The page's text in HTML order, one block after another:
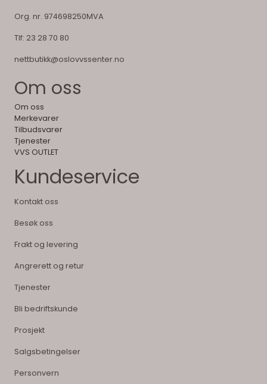
Org. nr. 974698250MVA
Tlf: 23 28 70 80
nettbutikk@oslovvssenter.no
Om oss
Om oss
Merkevarer
Tilbudsvarer
Tjenester
VVS OUTLET
Kundeservice
Kontakt oss
Besøk oss
Frakt og levering
Angrerett og retur
Tjenester
Bli bedriftskunde
Prosjekt
Salgsbetingelser
Personvern